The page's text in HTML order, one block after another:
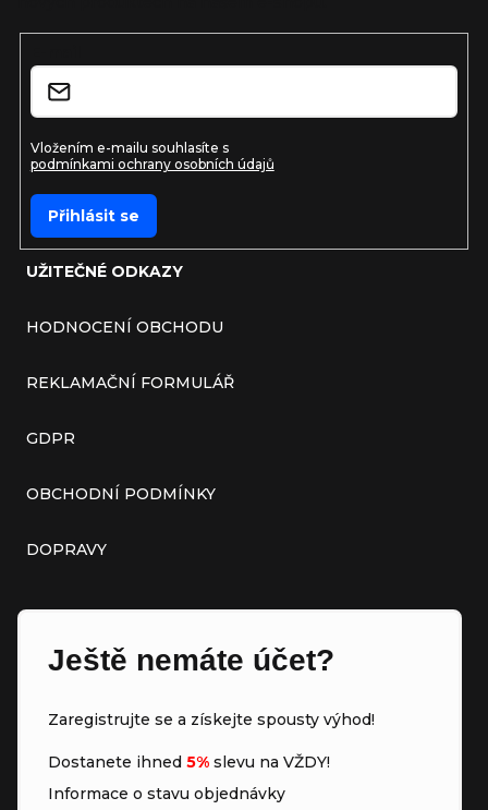
UŽITEČNÉ ODKAZY
HODNOCENÍ OBCHODU
REKLAMAČNÍ FORMULÁŘ
GDPR
OBCHODNÍ PODMÍNKY
DOPRAVY
Ještě nemáte účet?
Zaregistrujte se a získejte spousty výhod!
Dostanete ihned 5% slevu na VŽDY!
Informace o stavu objednávky
Vložením e-mailu souhlasíte s
podmínkami ochrany osobních údajů
Přihlásit se